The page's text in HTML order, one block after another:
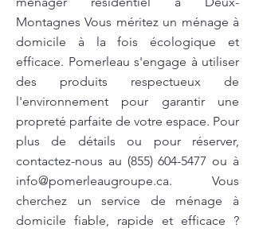
Montagnes Vous méritez un ménage à
domicile à la fois écologique et
efficace. Pomerleau s'engage à utiliser
des produits respectueux de
l'environnement pour garantir une
propreté parfaite de votre espace. Pour
plus de détails ou pour réserver,
contactez-nous au (855) 604-5477 ou à
info@pomerleaugroupe.ca. Vous
cherchez un service de ménage à
domicile fiable, rapide et efficace ?